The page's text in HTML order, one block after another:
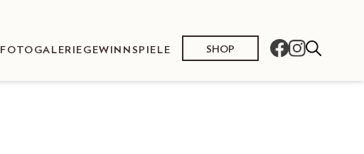
FOTOGALERIE GEWINNSPIELE SHOP